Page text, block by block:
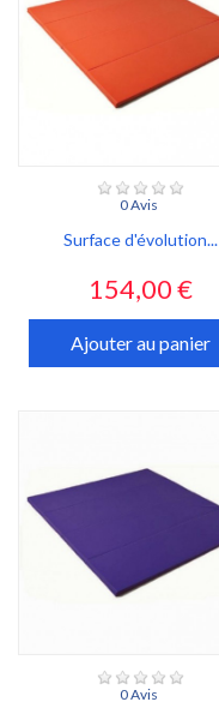
0 Avis
Surface d'évolution...
Prix
154,00 €
Ajouter au panier
0 Avis